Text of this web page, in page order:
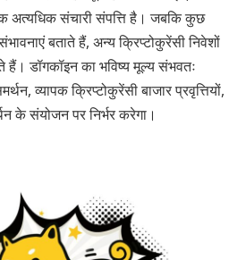
अत्यधिक संचारी संपत्ति है। जबकि कुछ
संभावनाएं बताते हैं, अन्य क्रिप्टोकुरेंसी निवेशों
हैं। डॉगकॉइन का भविष्य मूल्य संभवतः
व्यापक क्रिप्टोकुरेंसी बाजार प्रवृत्तियों,
के संयोजन पर निर्भर करेगा।